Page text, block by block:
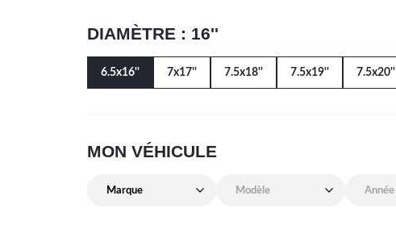
DIAMÈTRE : 16''
6.5x16'' 7x17'' 7.5x18'' 7.5x19'' 7.5x20''
MON VÉHICULE